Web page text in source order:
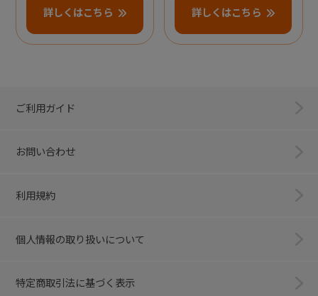
詳しくはこちら 詳しくはこちら
ご利用ガイド
お問い合わせ
利用規約
個人情報の取り扱いについて
特定商取引法に基づく表示